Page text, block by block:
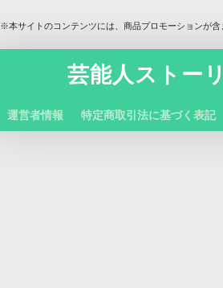
※本サイトのコンテンツには、商品プロモーションが含
芸能人ストー
運営者情報 特定商取引法に基づく表記